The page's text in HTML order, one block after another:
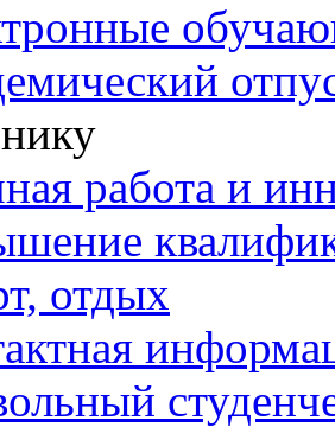
работа и
отдых